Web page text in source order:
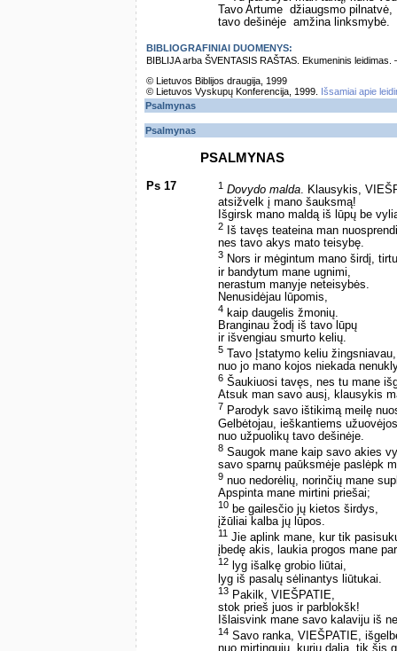
Tavo Artume ­ džiaugsmo pilnatvė,
tavo dešinėje ­ amžina linksmybė.
BIBLIOGRAFINIAI DUOMENYS:
BIBLIJA arba ŠVENTASIS RAŠTAS. Ekumeninis
© Lietuvos Biblijos draugija, 1999
© Lietuvos Vyskupų Konferencija, 1999.
Išsamiai apie
Psalmynas
Psalmynas
PSALMYNAS
Ps 17 1 Dovydo malda. Klausykis,
atsižvelk į mano šauksmą!
Išgirsk mano maldą iš lūpų be
2 Iš tavęs teateina man
nes tavo akys mato teisybę.
3 Nors ir mėgintum mano širdį,
ir bandytum mane ugnimi,
nerastum manyje neteisybės.
Nenusidėjau lūpomis,
4 kaip daugelis žmonių.
Branginau žodį iš tavo lūpų
ir išvengiau smurto kelių.
5 Tavo Įstatymo keliu žingsniavau,
nuo jo mano kojos niekada
6 Šaukiuosi tavęs, nes tu mane
Atsuk man savo ausį, klausykis
7 Parodyk savo ištikimą meilę
Gelbėtojau, ieškantiems užuovėjos
nuo užpuolikų tavo dešinėje.
8 Saugok mane kaip savo akies
savo sparnų paūksmėje paslėpk
9 nuo nedorėlių, norinčių mane
Apspinta mane mirtini priešai;
10 be gailesčio jų kietos širdys,
įžūliai kalba jų lūpos.
11 Jie aplink mane, kur tik
įbedę akis, laukia progos mane
12 lyg išalkę grobio liūtai,
lyg iš pasalų sėlinantys liūtukai.
13 Pakilk, VIEŠPATIE,
stok prieš juos ir parblokšk!
Išlaisvink mane savo kalaviju iš
14 Savo ranka, VIEŠPATIE,
nuo mirtingųjų, kurių dalia ­ tik šis